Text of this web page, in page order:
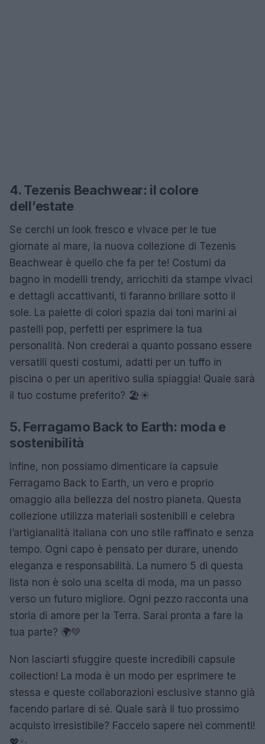
4. Tezenis Beachwear: il colore
dell’estate
Se cerchi un look fresco e vivace per le tue
giornate al mare, la nuova collezione di Tezenis
Beachwear è quello che fa per te! Costumi da
bagno in modelli trendy, arricchiti da stampe vivaci
e dettagli accattivanti, ti faranno brillare sotto il
sole. La palette di colori spazia dai toni marini ai
pastelli pop, perfetti per esprimere la tua
personalità. Non crederai a quanto possano essere
versatili questi costumi, adatti per un tuffo in
piscina o per un aperitivo sulla spiaggia! Quale sarà
il tuo costume preferito? 🏖️☀️
5. Ferragamo Back to Earth: moda e
sostenibilità
Infine, non possiamo dimenticare la capsule
Ferragamo Back to Earth, un vero e proprio
omaggio alla bellezza del nostro pianeta. Questa
collezione utilizza materiali sostenibili e celebra
l’artigianalità italiana con uno stile raffinato e senza
tempo. Ogni capo è pensato per durare, unendo
eleganza e responsabilità. La numero 5 di questa
lista non è solo una scelta di moda, ma un passo
verso un futuro migliore. Ogni pezzo racconta una
storia di amore per la Terra. Sarai pronta a fare la
tua parte? 🌍💚
Non lasciarti sfuggire queste incredibili capsule
collection! La moda è un modo per esprimere te
stessa e queste collaborazioni esclusive stanno già
facendo parlare di sé. Quale sarà il tuo prossimo
acquisto irresistibile? Faccelo sapere nei commenti!